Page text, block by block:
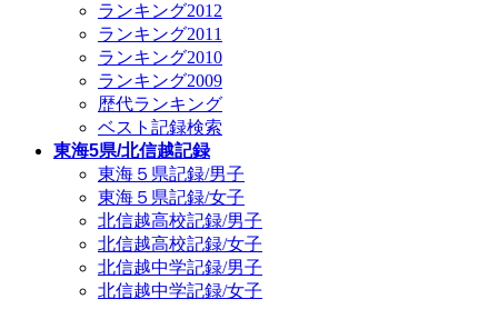
ランキング2012
ランキング2011
ランキング2010
ランキング2009
歴代ランキング
ベスト記録検索
東海5県/北信越記録
東海５県記録/男子
東海５県記録/女子
北信越高校記録/男子
北信越高校記録/女子
北信越中学記録/男子
北信越中学記録/女子